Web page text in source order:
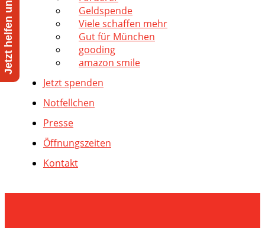
Geldspende
Viele schaffen mehr
Gut für München
gooding
amazon smile
Jetzt spenden
Notfellchen
Presse
Öffnungszeiten
Kontakt